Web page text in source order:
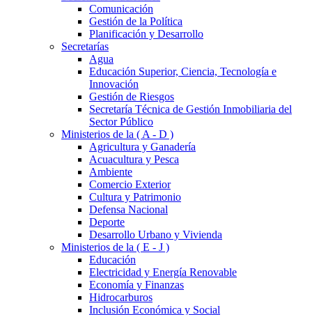
Comunicación
Gestión de la Política
Planificación y Desarrollo
Secretarías
Agua
Educación Superior, Ciencia, Tecnología e
Innovación
Gestión de Riesgos
Secretaría Técnica de Gestión Inmobiliaria del
Sector Público
Ministerios de la ( A - D )
Agricultura y Ganadería
Acuacultura y Pesca
Ambiente
Comercio Exterior
Cultura y Patrimonio
Defensa Nacional
Deporte
Desarrollo Urbano y Vivienda
Ministerios de la ( E - J )
Educación
Electricidad y Energía Renovable
Economía y Finanzas
Hidrocarburos
Inclusión Económica y Social